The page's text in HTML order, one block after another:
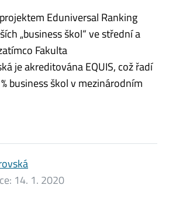
Eduniversal Ranking
„business škol“ ve střední a
Fakulta
je akreditována EQUIS, což řadí
business škol v mezinárodním
14. 1. 2020